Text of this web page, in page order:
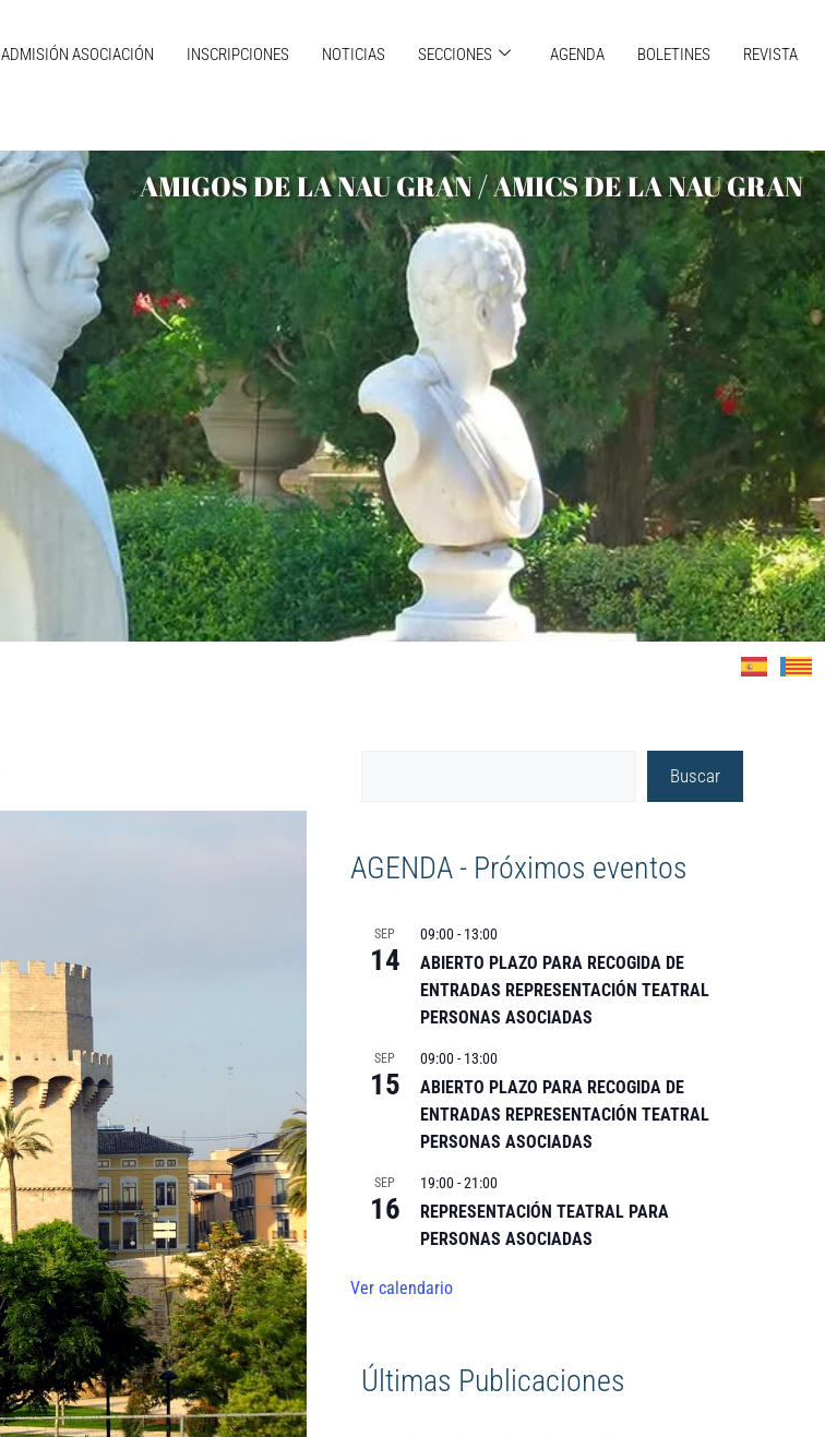
ADMISIÓN ASOCIACIÓN INSCRIPCIONES NOTICIAS SECCIONES AGENDA BOLETINES REVISTA
AMIGOS DE LA NAU GRAN / AMICS DE LA NAU GRAN
Buscar
AGENDA - Próximos eventos
SEP
14
09:00-13:00
ABIERTO PLAZO PARA RECOGIDA DE
ENTRADAS REPRESENTACIÓN TEATRAL
PERSONAS ASOCIADAS
SEP
15
09:00-13:00
ABIERTO PLAZO PARA RECOGIDA DE
ENTRADAS REPRESENTACIÓN TEATRAL
PERSONAS ASOCIADAS
SEP
16
19:00-21:00
REPRESENTACIÓN TEATRAL PARA
PERSONAS ASOCIADAS
Ver calendario
Últimas Publicaciones